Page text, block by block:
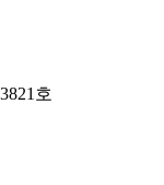
호